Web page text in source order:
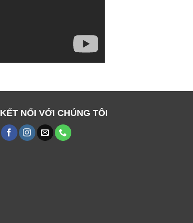
KẾT NỐI VỚI CHÚNG TÔI